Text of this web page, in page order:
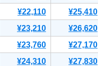
¥22,110 ¥25,410
¥23,210 ¥26,620
¥23,760 ¥27,170
¥24,310 ¥27,830